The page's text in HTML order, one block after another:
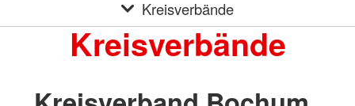
Kreisverbände
Kreisverbände